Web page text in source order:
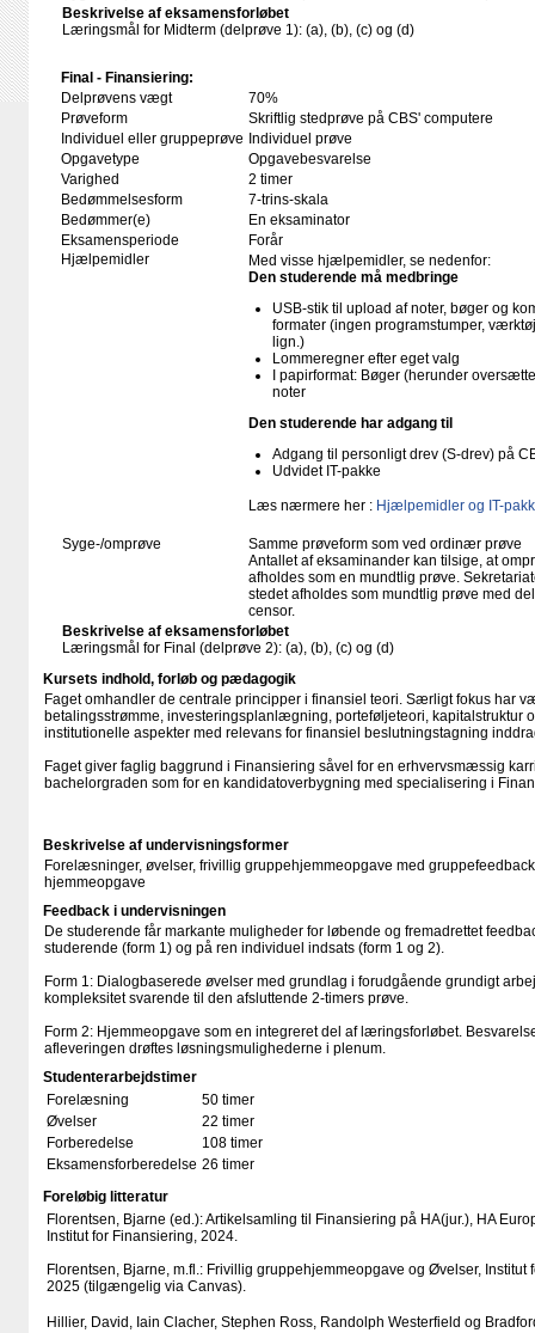
Beskrivelse af eksamensforløbet
Læringsmål for Midterm (delprøve 1): (a), (b), (c) og (d)
Final - Finansiering:
Delprøvens vægt
70%
Prøveform
Skriftlig stedprøve på CBS' computere
Individuel eller gruppeprøve Individuel prøve
Opgavetype
Opgavebesvarelse
Varighed
2 timer
Bedømmelsesform
7-trins-skala
Bedømmer(e)
En eksaminator
Eksamensperiode
Forår
Hjælpemidler
Med visse hjælpemidler, se nedenfor:
Den studerende må medbringe
USB-stik til upload af noter, bøger og
formater (ingen programstumper,
lign.)
Lommeregner efter eget valg
I papirformat: Bøger (herunder
noter
Den studerende har adgang til
Adgang til personligt drev (S-drev) på
Udvidet IT-pakke
Læs nærmere her : Hjælpemidler og IT-
Syge-/omprøve
Samme prøveform som ved ordinær prøve
Antallet af eksaminander kan tilsige, at
afholdes som en mundtlig prøve.
stedet afholdes som mundtlig prøve med
censor.
Beskrivelse af eksamensforløbet
Læringsmål for Final (delprøve 2): (a), (b), (c) og (d)
Kursets indhold, forløb og pædagogik
Faget omhandler de centrale principper i finansiel teori. Særligt fokus har
betalingsstrømme, investeringsplanlægning, porteføljeteori, kapitalstruktur
institutionelle aspekter med relevans for finansiel beslutningstagning
Faget giver faglig baggrund i Finansiering såvel for en erhvervsmæssig
bachelorgraden som for en kandidatoverbygning med specialisering i
Beskrivelse af undervisningsformer
Forelæsninger, øvelser, frivillig gruppehjemmeopgave med
hjemmeopgave
Feedback i undervisningen
De studerende får markante muligheder for løbende og fremadrettet
studerende (form 1) og på ren individuel indsats (form 1 og 2).
Form 1: Dialogbaserede øvelser med grundlag i forudgående grundigt
kompleksitet svarende til den afsluttende 2-timers prøve.
Form 2: Hjemmeopgave som en integreret del af læringsforløbet.
afleveringen drøftes løsningsmulighederne i plenum.
Studenterarbejdstimer
Forelæsning
50 timer
Øvelser
22 timer
Forberedelse
108 timer
Eksamensforberedelse 26 timer
Foreløbig litteratur
Florentsen, Bjarne (ed.): Artikelsamling til Finansiering på HA(jur.), HA
Institut for Finansiering, 2024.
Florentsen, Bjarne, m.fl.: Frivillig gruppehjemmeopgave og Øvelser, Institut
2025 (tilgængelig via Canvas).
Hillier, David, Iain Clacher, Stephen Ross, Randolph Westerfield og